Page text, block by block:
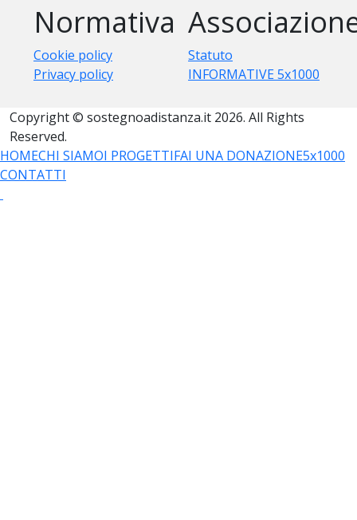
Normativa
Cookie policy
Privacy policy
Statuto
INFORMATIVE 5x1000
Copyright © sostegnoadistanza.it 2026. All Rights
Reserved.
HOMECHI SIAMOI PROGETTIFAI UNA DONAZIONE5x1000
CONTATTI